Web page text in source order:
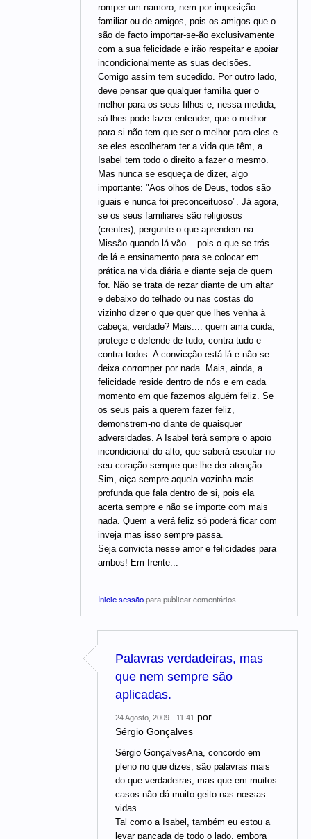
romper um namoro, nem por imposição
familiar ou de amigos, pois os amigos que o
são de facto importar-se-ão exclusivamente
com a sua felicidade e irão respeitar e apoiar
incondicionalmente as suas decisões.
Comigo assim tem sucedido. Por outro lado,
deve pensar que qualquer família quer o
melhor para os seus filhos e, nessa medida,
só lhes pode fazer entender, que o melhor
para si não tem que ser o melhor para eles e
se eles escolheram ter a vida que têm, a
Isabel tem todo o direito a fazer o mesmo.
Mas nunca se esqueça de dizer, algo
importante: "Aos olhos de Deus, todos são
iguais e nunca foi preconceituoso". Já agora,
se os seus familiares são religiosos
(crentes), pergunte o que aprendem na
Missão quando lá vão... pois o que se trás
de lá e ensinamento para se colocar em
prática na vida diária e diante seja de quem
for. Não se trata de rezar diante de um altar
e debaixo do telhado ou nas costas do
vizinho dizer o que quer que lhes venha à
cabeça, verdade? Mais.... quem ama cuida,
protege e defende de tudo, contra tudo e
contra todos. A convicção está lá e não se
deixa corromper por nada. Mais, ainda, a
felicidade reside dentro de nós e em cada
momento em que fazemos alguém feliz. Se
os seus pais a querem fazer feliz,
demonstrem-no diante de quaisquer
adversidades. A Isabel terá sempre o apoio
incondicional do alto, que saberá escutar no
seu coração sempre que lhe der atenção.
Sim, oiça sempre aquela vozinha mais
profunda que fala dentro de si, pois ela
acerta sempre e não se importe com mais
nada. Quem a verá feliz só poderá ficar com
inveja mas isso sempre passa.
Seja convicta nesse amor e felicidades para
ambos! Em frente...
Inicie sessãopara publicar comentários
Palavras verdadeiras, mas
que nem sempre são
aplicadas.
24 Agosto, 2009 - 11:41
por
Sérgio Gonçalves
Sérgio GonçalvesAna, concordo em
pleno no que dizes, são palavras mais
do que verdadeiras, mas que em muitos
casos não dá muito geito nas nossas
vidas.
Tal como a Isabel, também eu estou a
levar pancada de todo o lado, embora